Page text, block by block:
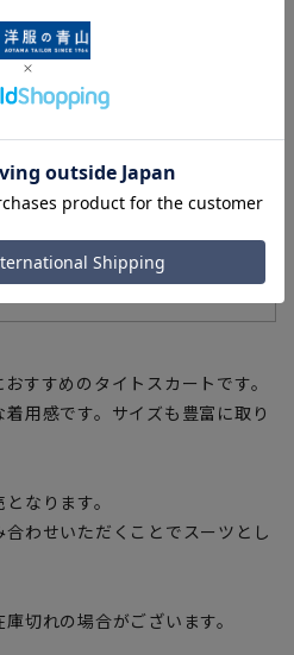
討いただく際の目安となります。
機能一覧
すすめのタイトスカートです。
用感です。サイズも豊富に取り
なります。
わせいただくことでスーツとし
切れの場合がございます。